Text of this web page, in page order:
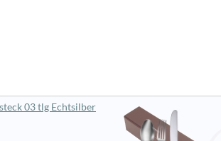
03 tlg Echtsilber